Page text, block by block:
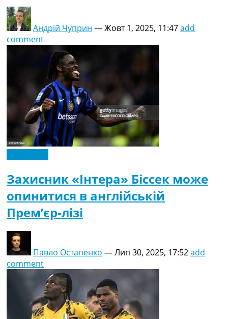
Андрій Чуприн —Жовт 1, 2025, 11:47add
comment
Захисник «Інтера» Біссек може
опинитися в англійській
Прем’єр-лізі
Павло Остапенко —Лип 30, 2025, 17:52add
comment